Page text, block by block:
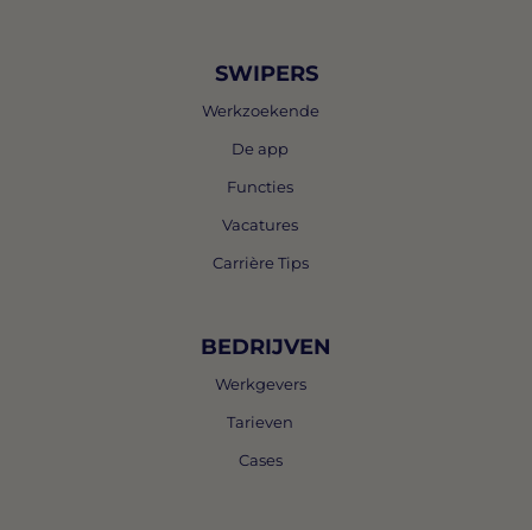
SWIPERS
Werkzoekende
De app
Functies
Vacatures
Carrière Tips
BEDRIJVEN
Werkgevers
Tarieven
Cases